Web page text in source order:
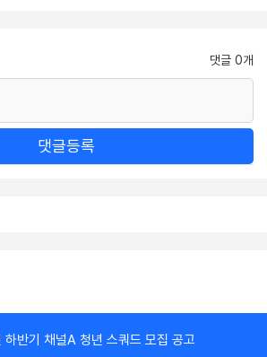
댓글 0개
댓글등록
반기 채널A 청년 스쿼드 모집 공고